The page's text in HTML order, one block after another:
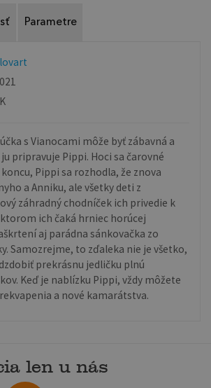
Parametre
s Vianocami môže byť zábavná a
pripravuje Pippi. Hoci sa čarovné
Pippi sa rozhodla, že znova
a Anniku, ale všetky deti z
záhradný chodníček ich privedie k
ich čaká hrniec horúcej
aj parádna sánkovačka zo
Samozrejme, to zďaleka nie je všetko,
prekrásnu jedličku plnú
Keď je nablízku Pippi, vždy môžete
a nové kamarátstva.
len u nás